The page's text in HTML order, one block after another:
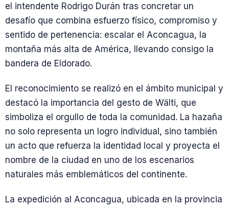
el intendente Rodrigo Durán tras concretar un
desafío que combina esfuerzo físico, compromiso y
sentido de pertenencia: escalar el Aconcagua, la
montaña más alta de América, llevando consigo la
bandera de Eldorado.
El reconocimiento se realizó en el ámbito municipal y
destacó la importancia del gesto de Wälti, que
simboliza el orgullo de toda la comunidad. La hazaña
no solo representa un logro individual, sino también
un acto que refuerza la identidad local y proyecta el
nombre de la ciudad en uno de los escenarios
naturales más emblemáticos del continente.
La expedición al Aconcagua, ubicada en la provincia